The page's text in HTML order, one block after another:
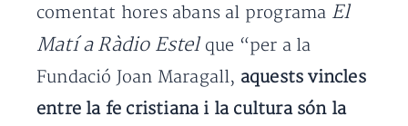
comentat hores abans al programa El
Matí a Ràdio Estelque “per a la
Fundació Joan Maragall, aquests vincles
entre la fe cristiana i la cultura són la